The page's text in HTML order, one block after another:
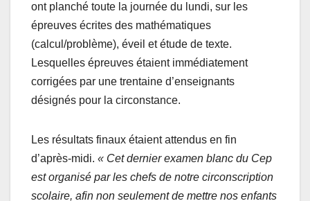
ont planché toute la journée du lundi, sur les
épreuves écrites des mathématiques
(calcul/problème), éveil et étude de texte.
Lesquelles épreuves étaient immédiatement
corrigées par une trentaine d’enseignants
désignés pour la circonstance.
Les résultats finaux étaient attendus en fin
d’après-midi. « Cet dernier examen blanc du Cep
est organisé par les chefs de notre circonscription
scolaire, afin non seulement de mettre nos enfants